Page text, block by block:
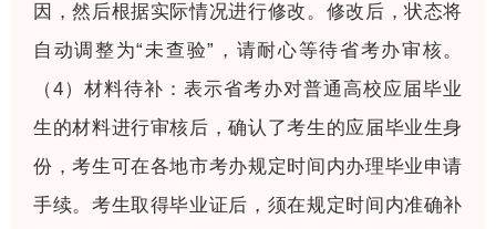
因，然后根据实际情况进行修改。修改后，状态将
自动调整为“未查验”，请耐心等待省考办审核。
（4）材料待补：表示省考办对普通高校应届毕业
生的材料进行审核后，确认了考生的应届毕业生身
份，考生可在各地市考办规定时间内办理毕业申请
手续。考生取得毕业证后，须在规定时间内准确补